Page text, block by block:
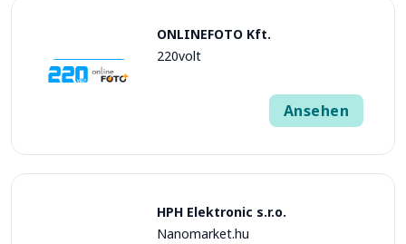
ONLINEFOTO Kft.
220volt
Ansehen
HPH Elektronic s.r.o.
Nanomarket.hu